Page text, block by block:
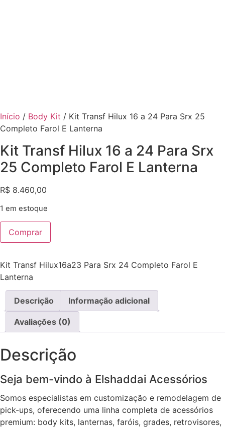
Início / Body Kit / Kit Transf Hilux 16 a 24 Para Srx 25
Completo Farol E Lanterna
Kit Transf Hilux 16 a 24 Para Srx
25 Completo Farol E Lanterna
R$ 8.460,00
1 em estoque
Kit
Transf
Hilux
24
Para
Srx
25
Completo
Farol
E
Lanterna
quantidade
Comprar
Kit Transf Hilux16a23 Para Srx 24 Completo Farol E
Lanterna
Descrição Informação adicional
Avaliações (0)
Descrição
Seja bem-vindo à Elshaddai Acessórios
Somos especialistas em customização e remodelagem de
pick-ups, oferecendo uma linha completa de acessórios
premium: body kits, lanternas, faróis, grades, retrovisores,